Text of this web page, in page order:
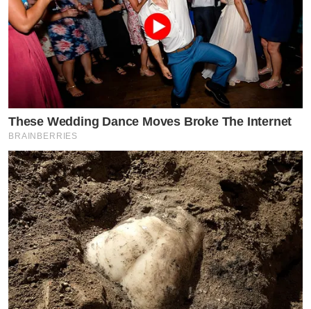
เป็นร้อยเคส แต่ละปีไม่ต่ำกว่าสามหมื่นแชททุกวันไม่เคยมีวัน
หยุด เธอบอกผมว่าเธอค้นพบความสุขในชีวิตแล้ว คือการได้
เห็นความสำเร็จของแม่ๆในเพจ เธอไม่รู้สึกว่านี่คือภาระงาน
แต่เธอภูมิใจที่ได้ทำ
สุขสันต์วันเกิดนะครับคุณภรรยาสุดที่รัก สามีและลูกรักคุณ
ภาพเเข็งแรงเป็นซุปเปอร์มัมของพวกเราตลอดไป
ที่ดิน 60 ไร่ในบ้านเกิดของเธอที่ปะป๊าซื้อให้ เทียบไม่ได้เลย
กับความดีที่เเม่ก้อยมอบให้พวกเรา อย่าว่าเเต่กระดาษ 7 ใบ
นี้เลย ชีวิตของปะป๊าก็มอบให้แม่ก้อยได้ครับ
รักแม่ก้อย
These Wedding Dance Moves Broke The Internet
BRAINBERRIES